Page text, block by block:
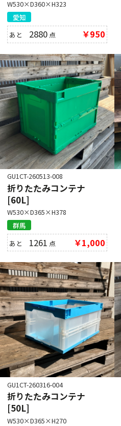
W530×D360×H323
愛知
あと 2880 点 ￥950
GU1CT-260513-008
折りたたみコンテナ
[60L]
W530×D365×H378
群馬
あと 1261 点 ￥1,000
GU1CT-260316-004
折りたたみコンテナ
[50L]
W530×D365×H270